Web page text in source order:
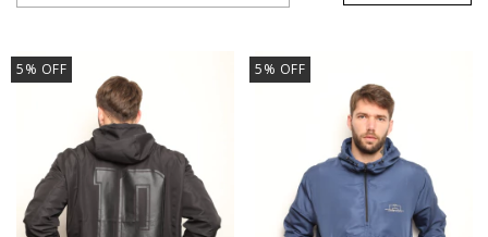
5% OFF 5% OFF